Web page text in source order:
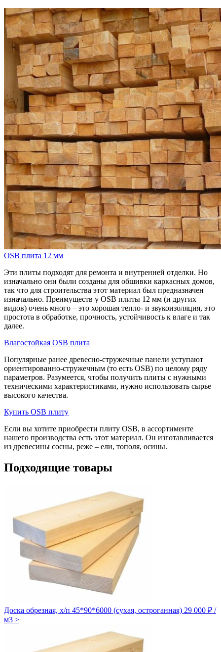
OSB плита 12 мм
Эти плиты подходят для ремонта и внутренней отделки. Но
изначально они были созданы для обшивки каркасных домов,
так что для строительства этот материал был предназначен
изначально. Преимуществ у OSB плиты 12 мм (и других
видов) очень много – это хорошая тепло- и звукоизоляция, это
простота в обработке, прочность, устойчивость к влаге и так
далее.
Влагостойкая OSB плита
Популярные ранее древесно-стружечные панели уступают
ориентированно-стружечным (то есть OSB) по целому ряду
параметров. Разумеется, чтобы получить плиты с нужными
техническими характеристиками, нужно использовать сырье
высокого качества.
Купить OSB плиту
Если вы хотите приобрести плиту OSB, в ассортименте
нашего производства есть этот материал. Он изготавливается
из древесины сосны, реже – ели, тополя, осины.
Подходящие товары
Доска обрезная, х/п 45*90*6000 (сухая, остроганная) 29 000 ₽ /
м3 >